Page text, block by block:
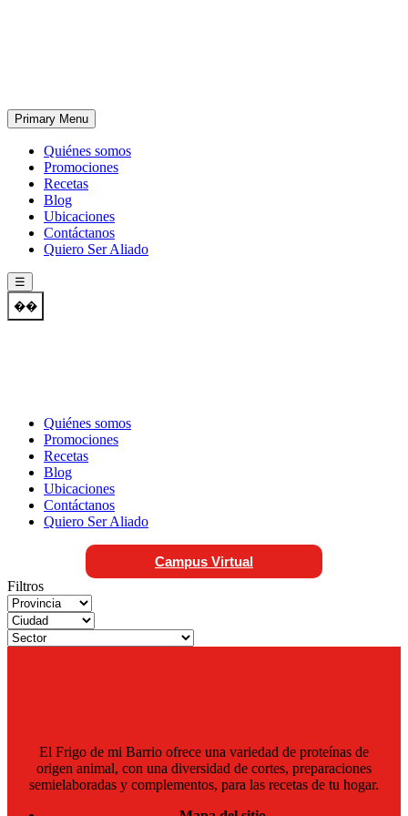
Primary Menu
Quiénes somos
Promociones
Recetas
Blog
Ubicaciones
Contáctanos
Quiero Ser Aliado
☰
��
Quiénes somos
Promociones
Recetas
Blog
Ubicaciones
Contáctanos
Quiero Ser Aliado
Campus Virtual
Filtros
El Frigo de mi Barrio ofrece una variedad de proteínas de
origen animal, con una diversidad de cortes, preparaciones
semielaboradas y complementos, para las recetas de tu hogar.